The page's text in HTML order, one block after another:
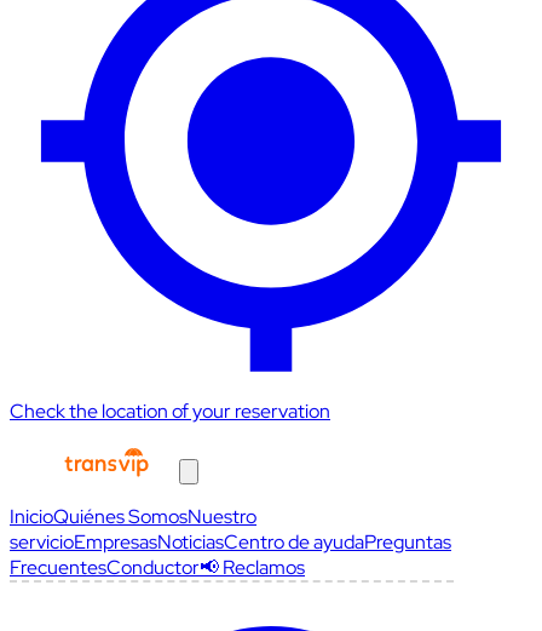
Check the location of your reservation
InicioQuiénes SomosNuestro
servicioEmpresasNoticiasCentro de ayudaPreguntas
FrecuentesConductor📢 Reclamos